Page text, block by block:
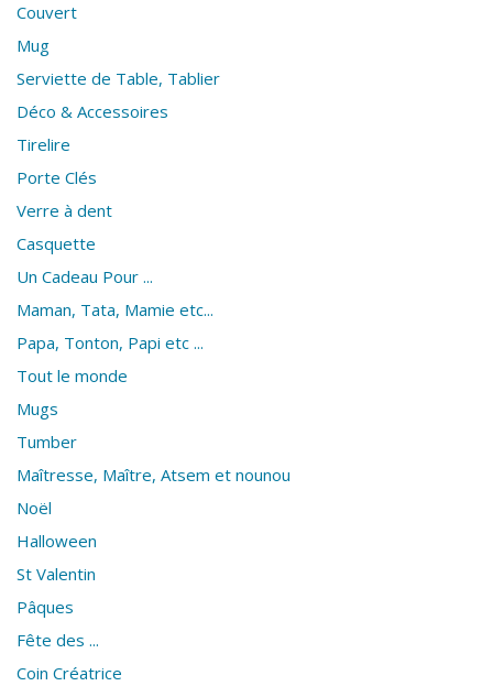
Couvert
Mug
Serviette de Table, Tablier
Déco & Accessoires
Tirelire
Porte Clés
Verre à dent
Casquette
Un Cadeau Pour ...
Maman, Tata, Mamie etc...
Papa, Tonton, Papi etc ...
Tout le monde
Mugs
Tumber
Maîtresse, Maître, Atsem et nounou
Noël
Halloween
St Valentin
Pâques
Fête des ...
Coin Créatrice